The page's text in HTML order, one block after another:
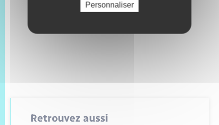
Retrouvez aussi
Personnaliser